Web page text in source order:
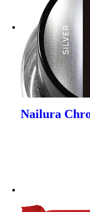
Nailura